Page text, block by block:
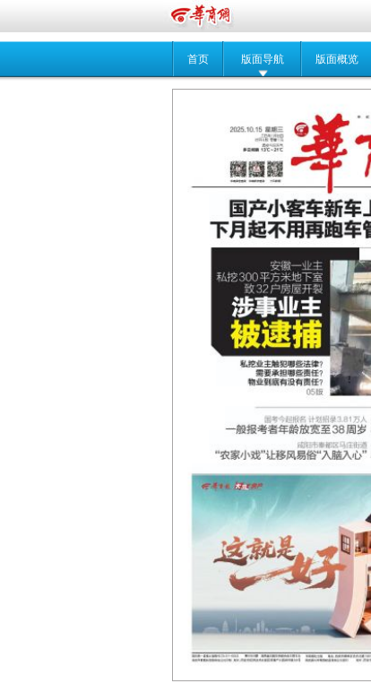
首页 版面导航 版面概览